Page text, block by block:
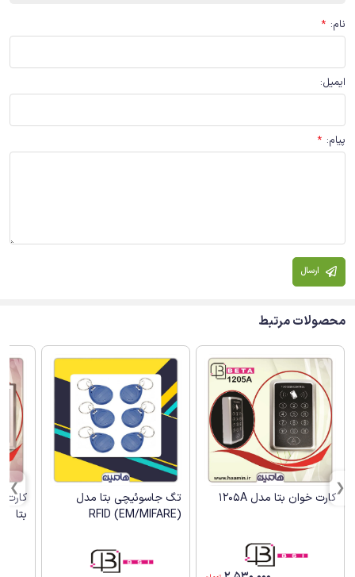
نام:
*
ایمیل:
پیام:
*
ارسال
محصولات مرتبط
کارت خوان بتا مدل 1205A
تگ جاسوئیچی بتا مدل
(RFID (EM/MIFARE
بتا